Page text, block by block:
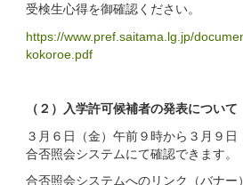
受検生心得を御確認ください。
https://www.pref.saitama.lg.jp/
kokoroe.pdf
（２）入学許可候補者の発表について
３月６日（金）午前９時から３月９日
合否照会システムにて確認できます。
合否照会システムへのリンク（バナー